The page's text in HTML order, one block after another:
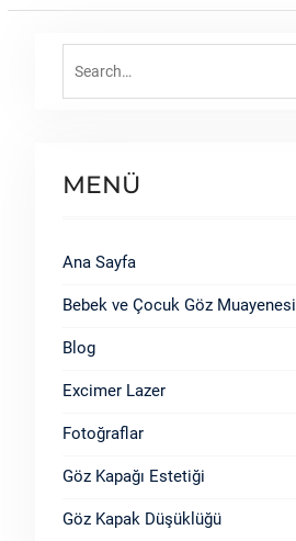
for:
MENÜ
Ana Sayfa
Bebek ve Çocuk Göz Muayenesi
Blog
Excimer Lazer
Fotoğraflar
Göz Kapağı Estetiği
Göz Kapak Düşüklüğü